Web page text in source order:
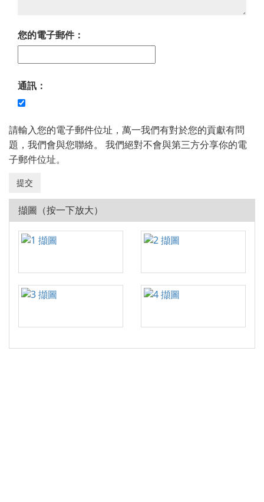
您的電子郵件：
通訊：
請輸入您的電子郵件位址，萬一我們有對於您的貢獻有問
題，我們會與您聯絡。 我們絕對不會與第三方分享你的電
子郵件位址。
擷圖（按一下放大）